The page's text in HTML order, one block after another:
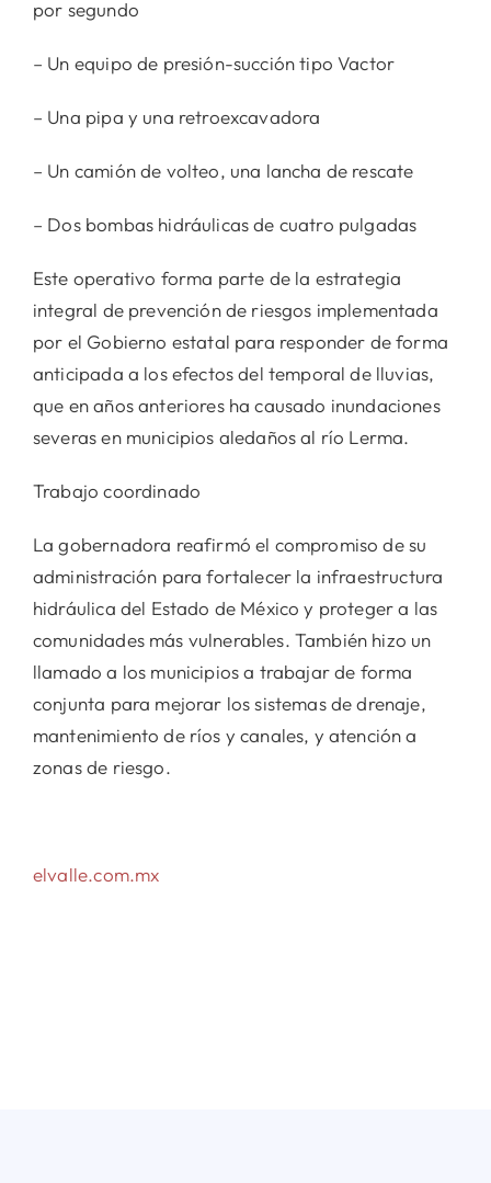
por segundo
– Un equipo de presión-succión tipo Vactor
– Una pipa y una retroexcavadora
– Un camión de volteo, una lancha de rescate
– Dos bombas hidráulicas de cuatro pulgadas
Este operativo forma parte de la estrategia
integral de prevención de riesgos implementada
por el Gobierno estatal para responder de forma
anticipada a los efectos del temporal de lluvias,
que en años anteriores ha causado inundaciones
severas en municipios aledaños al río Lerma.
Trabajo coordinado
La gobernadora reafirmó el compromiso de su
administración para fortalecer la infraestructura
hidráulica del Estado de México y proteger a las
comunidades más vulnerables. También hizo un
llamado a los municipios a trabajar de forma
conjunta para mejorar los sistemas de drenaje,
mantenimiento de ríos y canales, y atención a
zonas de riesgo.
elvalle.com.mx